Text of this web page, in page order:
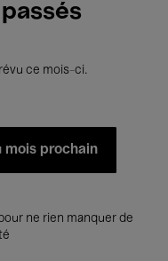
ce mois-ci.
mois prochain
ne rien manquer de